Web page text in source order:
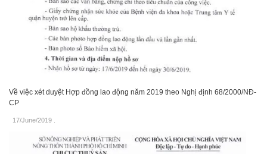
Về việc xét duyệt Hợp đồng lao động năm 2019 theo Nghị định 68/2000/NĐ-
CP
17/June/2019